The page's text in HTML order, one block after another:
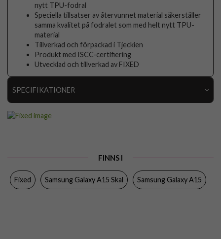
nytt TPU-fodral
Speciella tillsatser av återvunnet material säkerställer
samma kvalitet på fodralet som med helt nytt TPU-
material
Tillverkad och förpackad i Tjeckien
Produkt med ISCC-certifiering
Utvecklad och tillverkad av FIXED
SPECIFIKATIONER
Färg Genomskinlig
FINNS I
Fixed Samsung Galaxy A15 Skal Samsung Galaxy A15